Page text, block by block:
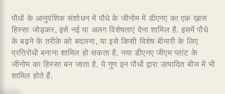
पौधों के आनुवंशिक संशोधन में पौधे के जीनोम में डीएनए का एक ख़ास
हिस्सा जोड़कर, इसे नई या अलग विशेषताएं देना शामिल है. इसमें पौधे
के बढ़ने के तरीके को बदलना, या इसे किसी विशेष बीमारी के लिए
प्रतिरोधी बनाना शामिल हो सकता है. नया डीएनए जीएम प्लांट के
जीनोम का हिस्सा बन जाता है. ये गुण इन पौधों द्वारा उत्पादित बीज में भी
शामिल होते हैं.